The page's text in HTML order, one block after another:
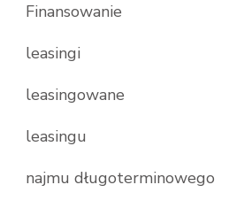
Finansowanie
leasingi
leasingowane
leasingu
najmu długoterminowego